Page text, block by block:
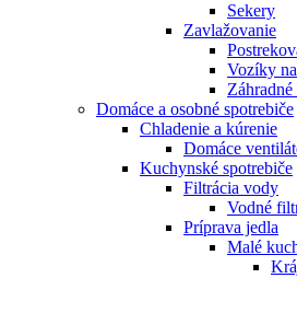
Sekery
Zavlažovanie
Vozíky
Záhradné
Domáce a osobné spotrebiče
Chladenie a kúrenie
Domáce
Kuchynské spotrebiče
Filtrácia vody
Vodné
Príprava jedla
Malé